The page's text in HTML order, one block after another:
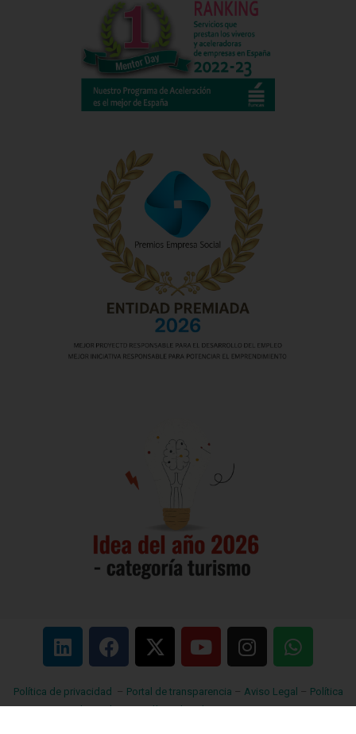
Política de privacidad–Portal de transparencia–Aviso Legal–Política
de Cookies–Política de enlaces–Contacto